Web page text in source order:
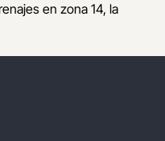
en zona 14, la